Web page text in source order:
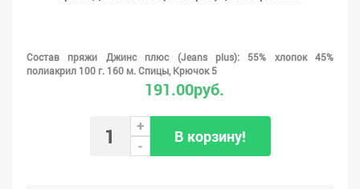
Состав пряжи Джинс плюс (Jeans plus): 55% хлопок 45%
полиакрил 100 г. 160 м. Спицы, Крючок 5
191.00руб.
+
-
В корзину!